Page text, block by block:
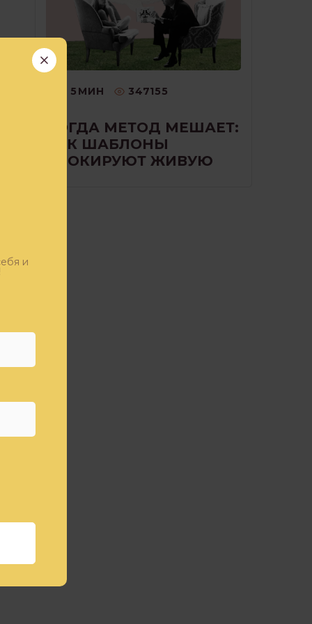
5 МИН 347155
КОГДА МЕТОД МЕШАЕТ:
КАК ШАБЛОНЫ
БЛОКИРУЮТ ЖИВУЮ
и